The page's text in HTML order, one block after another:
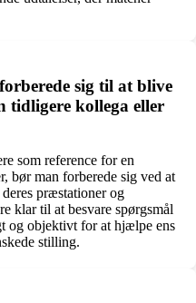
sig til at blive
tidligere kollega eller
som reference for en
bør man forberede sig ved at
præstationer og
klar til at besvare spørgsmål
og objektivt for at hjælpe ens
stilling.